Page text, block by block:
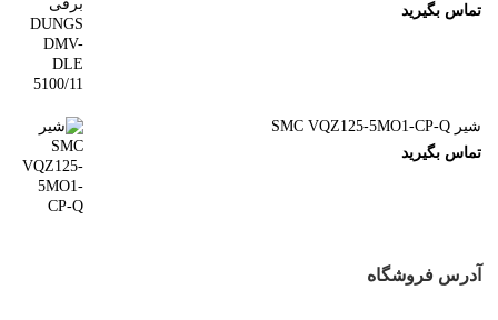
تماس بگیرید
شیر SMC VQZ125-5MO1-CP-Q
تماس بگیرید
آدرس فروشگاه